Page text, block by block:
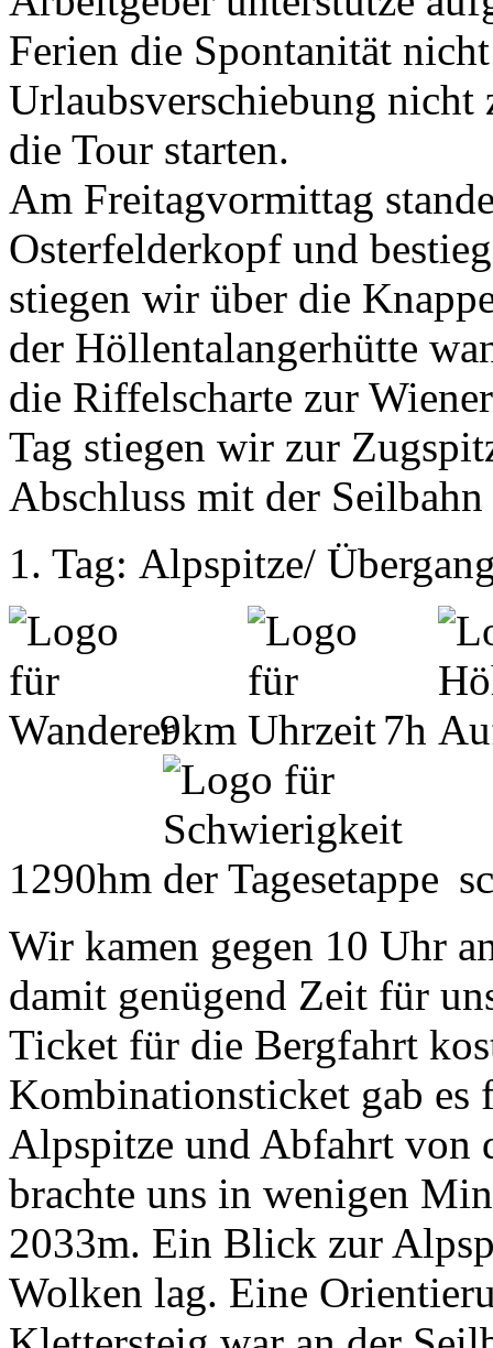
Ferien die Spontanität
Urlaubsverschiebung
die Tour starten.
Am Freitagvormittag
Osterfelderkopf und
stiegen wir über die
der Höllentalangerhütte
die Riffelscharte zur
Tag stiegen wir zur
Abschluss mit der
1. Tag: Alpspitze/
9km 7h
1290hm
Wir kamen gegen 10 Uhr
damit genügend Zeit für
Ticket für die Bergfahrt
Kombinationsticket gab es
Alpspitze und Abfahrt von
brachte uns in wenigen
2033m. Ein Blick zur
Wolken lag. Eine